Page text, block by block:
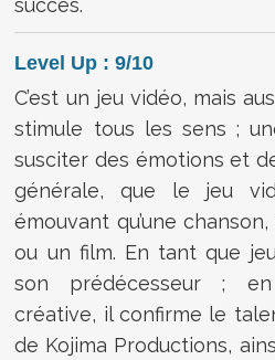
Level Up : 9/10
C’est un jeu vidéo, mais
stimule tous les sens ;
susciter des émotions et
générale, que le jeu
émouvant qu’une
ou un film. En tant que
son prédécesseur ; en
créative, il confirme le
de Kojima Productions,